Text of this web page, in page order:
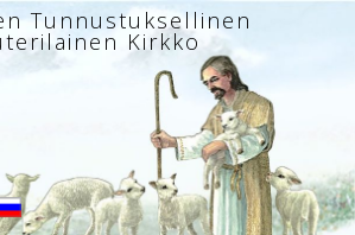
Tunnustuksellinen
Kirkko